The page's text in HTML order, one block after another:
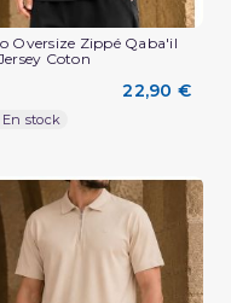
Oversize Zippé Qaba'il
Coton
22,90 €
En stock